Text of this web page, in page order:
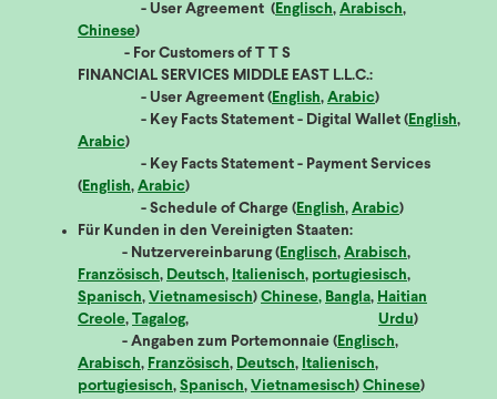
- User Agreement (Englisch, Arabisch,
Chinese)
- For Customers of T T S
FINANCIAL SERVICES MIDDLE EAST L.L.C.:
- User Agreement (English, Arabic)
- Key Facts Statement - Digital Wallet (English,
Arabic)
- Key Facts Statement - Payment Services
(English, Arabic)
- Schedule of Charge (English, Arabic)
Für Kunden in den Vereinigten Staaten:
- Nutzervereinbarung (Englisch, Arabisch,
Französisch, Deutsch, Italienisch, portugiesisch,
Spanisch, Vietnamesisch) Chinese, Bangla, Haitian
Creole, Tagalog, Urdu)
- Angaben zum Portemonnaie (Englisch,
Arabisch, Französisch, Deutsch, Italienisch,
portugiesisch, Spanisch, Vietnamesisch) Chinese)